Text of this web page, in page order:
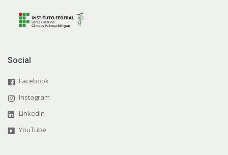
Social
Facebook
Instagram
LinkedIn
YouTube